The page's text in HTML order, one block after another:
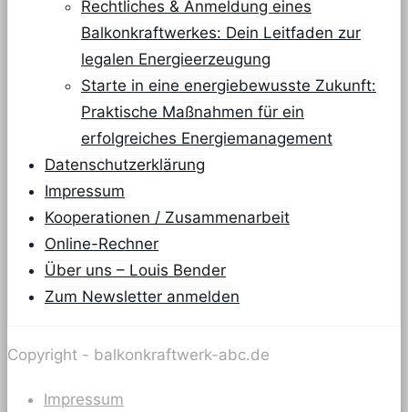
Rechtliches & Anmeldung eines
Balkonkraftwerkes: Dein Leitfaden zur
legalen Energieerzeugung
Starte in eine energiebewusste Zukunft:
Praktische Maßnahmen für ein
erfolgreiches Energiemanagement
Datenschutzerklärung
Impressum
Kooperationen / Zusammenarbeit
Online-Rechner
Über uns – Louis Bender
Zum Newsletter anmelden
Copyright - balkonkraftwerk-abc.de
Impressum